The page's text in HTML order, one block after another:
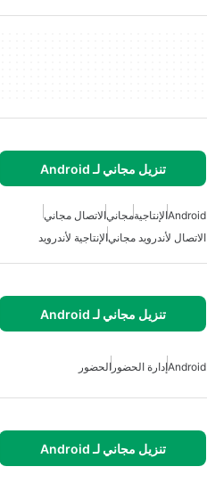
تنزيل مجاني لـ Android
Androidالإنتاجيةمجانيالاتصال مجاني
الاتصال لأندرويد مجانيالإنتاجية لأندرويد
تنزيل مجاني لـ Android
Androidإدارة الحضور الحضور
تنزيل مجاني لـ Android